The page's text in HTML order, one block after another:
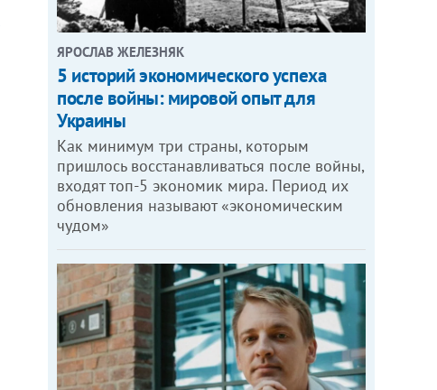
ЯРОСЛАВ ЖЕЛЕЗНЯК
5 историй экономического успеха
после войны: мировой опыт для
Украины
Как минимум три страны, которым
пришлось восстанавливаться после войны,
входят топ-5 экономик мира. Период их
обновления называют «экономическим
чудом»